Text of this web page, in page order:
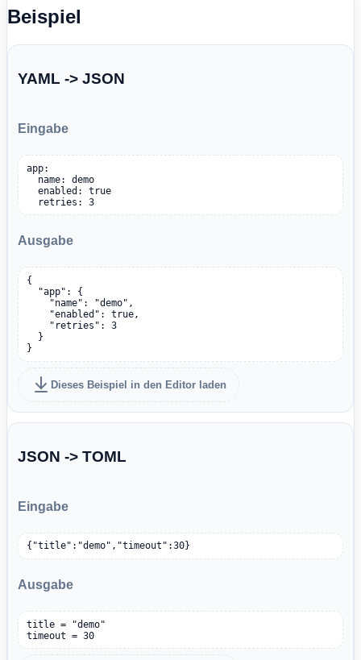
Beispiel
YAML -> JSON
Eingabe
app:
  enabled: true
  retries: 3
Ausgabe
{
}
Dieses Beispiel in den Editor laden
JSON -> TOML
Eingabe
{"title":"demo","timeout":30}
Ausgabe
title = "demo"
timeout = 30